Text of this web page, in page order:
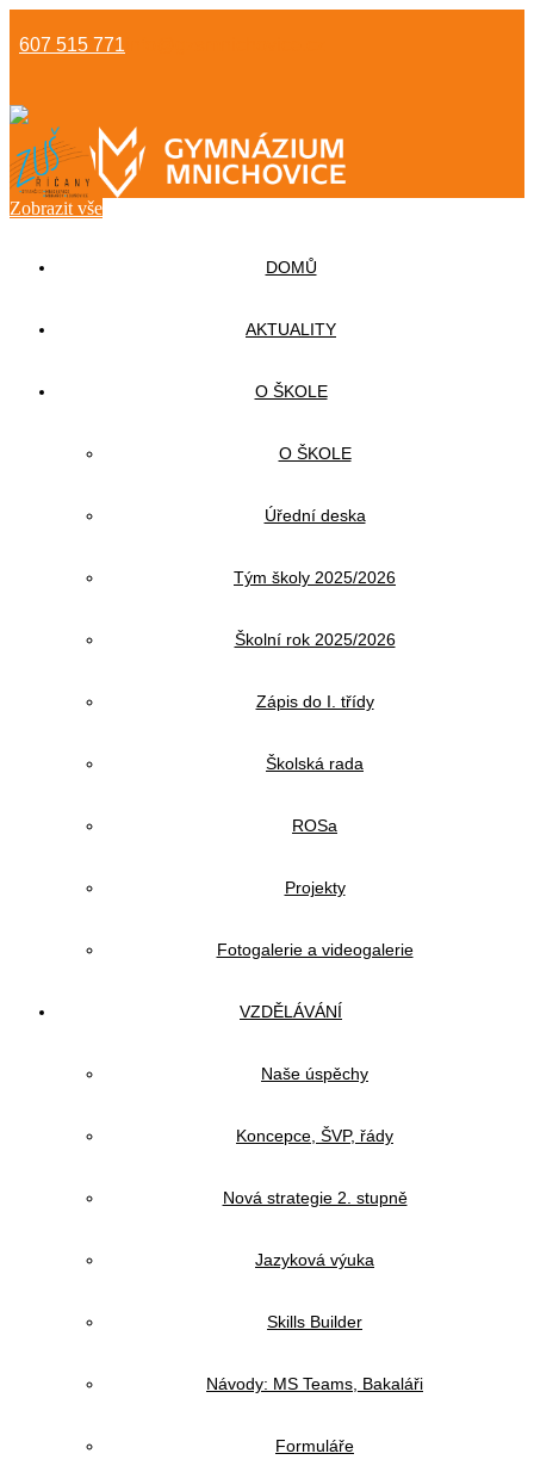
607 515 771
Zobrazit vše
DOMŮ
AKTUALITY
O ŠKOLE
O ŠKOLE
Úřední deska
Tým školy 2025/2026
Školní rok 2025/2026
Zápis do I. třídy
Školská rada
ROSa
Projekty
Fotogalerie a videogalerie
VZDĚLÁVÁNÍ
Naše úspěchy
Koncepce, ŠVP, řády
Nová strategie 2. stupně
Jazyková výuka
Skills Builder
Návody: MS Teams, Bakaláři
Formuláře